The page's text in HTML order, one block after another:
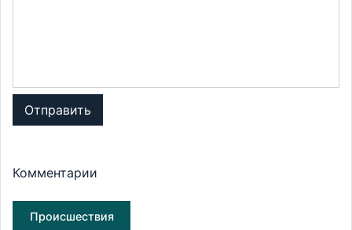
Отправить
Комментарии
Происшествия